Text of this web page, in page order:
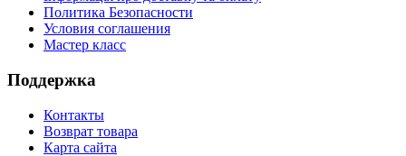
Политика Безопасности
Условия соглашения
Мастер класс
Поддержка
Контакты
Возврат товара
Карта сайта